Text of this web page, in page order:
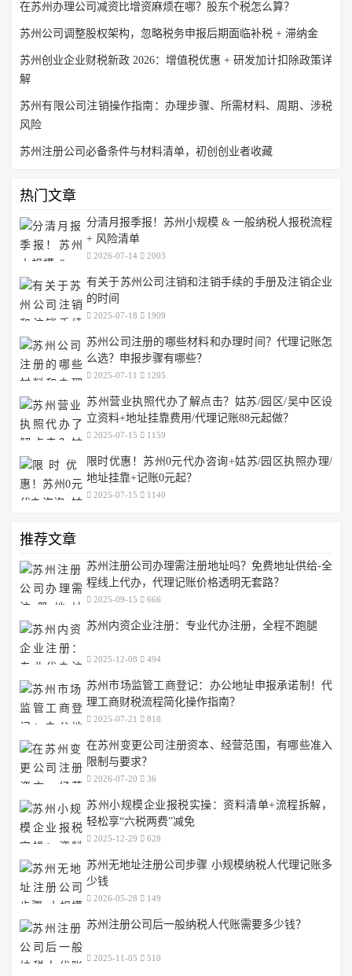
在苏州办理公司减资比增资麻烦在哪？股东个税怎么算？
苏州公司调整股权架构，忽略税务申报后期面临补税 + 滞纳金
苏州创业企业财税新政 2026：增值税优惠 + 研发加计扣除政策详
解
苏州有限公司注销操作指南：办理步骤、所需材料、周期、涉税
风险
苏州注册公司必备条件与材料清单，初创创业者收藏
热门文章
分清月报季报！苏州小规模 & 一般纳税人报税流程
+ 风险清单
2026-07-14 2003
有关于苏州公司注销和注销手续的手册及注销企业
的时间
2025-07-18 1909
苏州公司注册的哪些材料和办理时间？代理记账怎
么选？申报步骤有哪些？
2025-07-11 1205
苏州营业执照代办了解点击？姑苏/园区/吴中区设
立资料+地址挂靠费用/代理记账88元起做？
2025-07-15 1159
限时优惠！苏州0元代办咨询+姑苏/园区执照办理/
地址挂靠+记账0元起？
2025-07-15 1140
推荐文章
苏州注册公司办理需注册地址吗？免费地址供给-全
程线上代办，代理记账价格透明无套路？
2025-09-15 666
苏州内资企业注册：专业代办注册，全程不跑腿
2025-12-08 494
苏州市场监管工商登记：办公地址申报承诺制！代
理工商财税流程简化操作指南？
2025-07-21 818
在苏州变更公司注册资本、经营范围，有哪些准入
限制与要求？
2026-07-20 36
苏州小规模企业报税实操：资料清单+流程拆解，
轻松享“六税两费”减免
2025-12-29 628
苏州无地址注册公司步骤 小规模纳税人代理记账多
少钱
2026-05-28 149
苏州注册公司后一般纳税人代账需要多少钱？
2025-11-05 510